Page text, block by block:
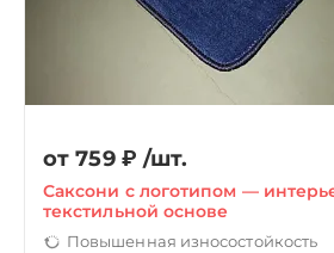
от 759 ₽ /шт.
Саксони с логотипом —
текстильной основе
Повышенная износостойкость